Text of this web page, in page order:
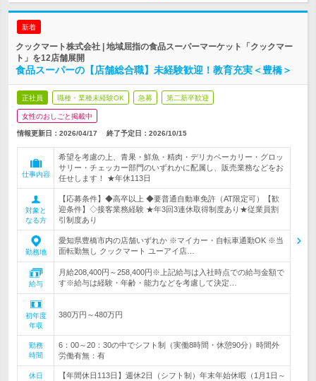
新着
クックマート株式会社 | 地域屈指の食品スーパーマーケット「クックマー
ト」を12店舗展開
食品スーパーの【店舗総合職】未経験歓迎！教育充実＜豊橋＞
正社員 職種・業種未経験OK 急募 第二新卒歓迎
女性のおしごと掲載中
情報更新日：2026/04/17 終了予定日： 2026/10/15
仕事内容
希望を考慮の上、青果・鮮魚・精肉・デリカベーカリー・グロッ
サリー・チェッカー部門のいずれかに配属し、販売業務などをお
任せします！ ★年休113日
対象と
なる方
【応募条件】◆高卒以上 ◆要普通自動車免許（AT限定可）【歓
迎条件】◇接客業務経験 ★年3回3連休取得制度あり★従業員割
引制度あり
勤務地
愛知県豊橋市内の店舗いずれか ※マイカー・自転車通勤OK ※当
面転勤無し クックマート ユーアイ店…
給与
月給208,400円～258,400円※上記給与は入社時点での給与金額で
す※給与は経験・年齢・能力などを考慮して決定…
初年度
年収
380万円～480万円
勤務
時間
6：00～20：30の中でシフト制（実働8時間・休憩90分）時間外
労働有無：有
休日
【年間休日113日】週休2日（シフト制）年末年始休暇（1月1日～